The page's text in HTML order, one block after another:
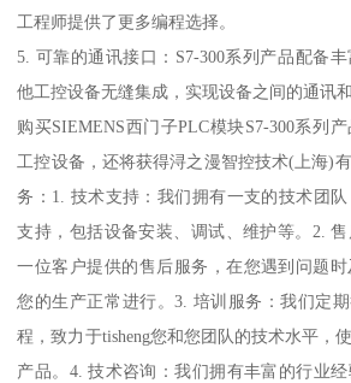
工程师提供了更多编程选择。
5. 可靠的通讯接口：S7-300系列产品配备
他工控设备无缝集成，实现设备之间的通讯和
购买SIEMENS西门子PLC模块S7-300系列
工控设备，还将获得浔之漫智控技术(上海)
务：1. 技术支持：我们拥有一支的技术团
支持，包括设备安装、调试、维护等。2.
一位客户提供的售后服务，在您遇到问题
您的生产正常进行。3. 培训服务：我们定
程，致力于tisheng您和您团队的技术水平，
产品。4. 技术咨询：我们拥有丰富的行业